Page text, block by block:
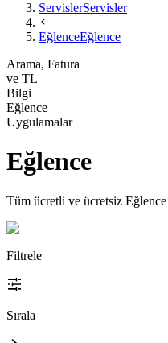
ServislerServisler
EğlenceEğlence
Arama, Fatura
ve TL
Bilgi
Eğlence
Uygulamalar
Eğlence
Tüm ücretli ve ücretsiz
Filtrele
Sırala